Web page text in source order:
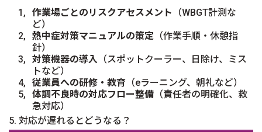
作業場ごとのリスクアセスメント
（WBGT計測な
ど）
熱中症対策マニュアルの策定 （作業手順・休憩指
針）
対策機器の導入 （スポットクーラー、日除け、ミス
トなど）
従業員への研修・教育 （eラーニング、朝礼など）
体調不良時の対応フロー整備 （責任者の明確化、救
急対応）
5. 対応が遅れるとどうなる？